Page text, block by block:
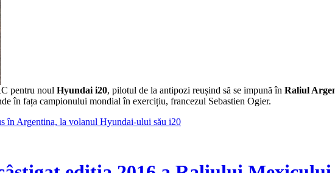
pentru noul Hyundai i20, pilotul de la antipozi reușind să se impună în Raliul
în fața campionului mondial în exercițiu, francezul Sebastien Ogier.
în Argentina, la volanul Hyundai-ului său i20